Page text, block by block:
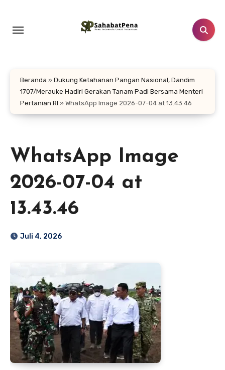
konten
Beranda » Dukung Ketahanan Pangan Nasional, Dandim
1707/Merauke Hadiri Gerakan Tanam Padi Bersama Menteri
Pertanian RI » WhatsApp Image 2026-07-04 at 13.43.46
WhatsApp Image
2026-07-04 at
13.43.46
Juli 4, 2026